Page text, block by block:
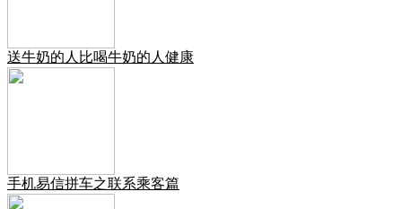
送牛奶的人比喝牛奶的人健康
手机易信拼车之联系乘客篇